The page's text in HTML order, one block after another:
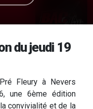
du jeudi 19
Fleury à Nevers
une 6ème édition
convivialité et de la